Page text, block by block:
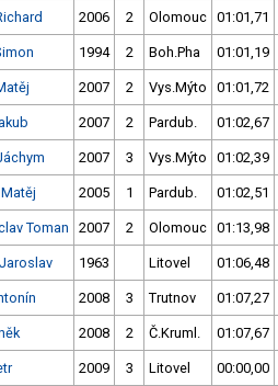
2006 2 Olomouc 01:01,71
1994 2 Boh.Pha 01:01,19
2007 2 Vys.Mýto 01:01,72
2007 2 Pardub. 01:02,67
2007 3 Vys.Mýto 01:02,39
2005 1 Pardub. 01:02,51
Toman 2007 2 Olomouc 01:13,98
1963 Litovel 01:06,48
2008 3 Trutnov 01:07,27
2008 2 Č.Kruml. 01:07,67
2009 3 Litovel 00:00,00